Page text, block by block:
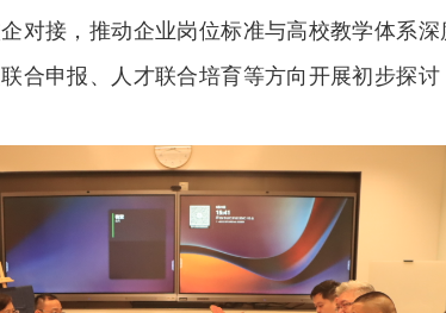
对接，推动企业岗位标准与高校教学体系
合申报、人才联合培育等方向开展初步探讨